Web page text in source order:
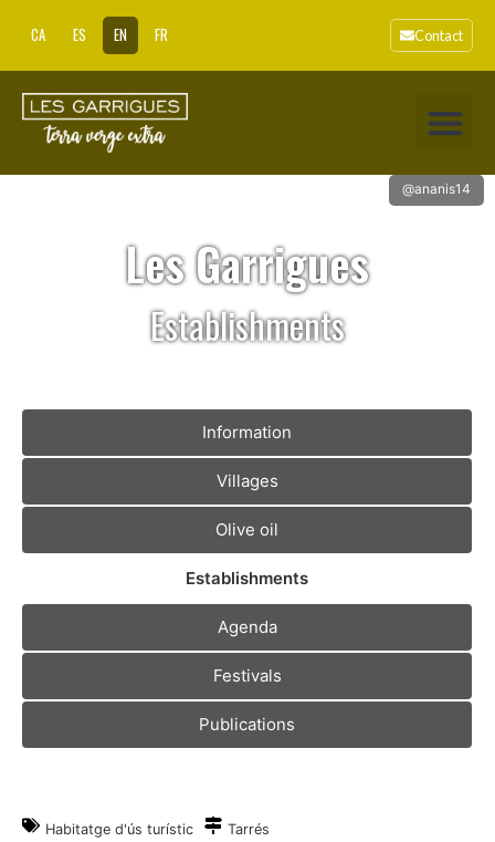
CA ES EN FR Contact
@ananis14
Les Garrigues
Establishments
Information
Villages
Olive oil
Establishments
Agenda
Festivals
Publications
Habitatge d'ús turístic Tarrés